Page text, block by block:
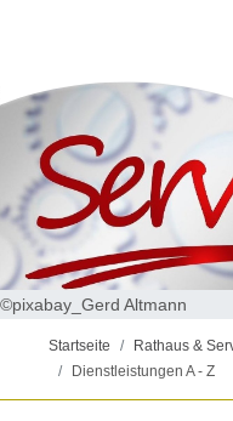
©pixabay_Gerd Altmann
Startseite Rathaus &
Dienstleistungen A - Z